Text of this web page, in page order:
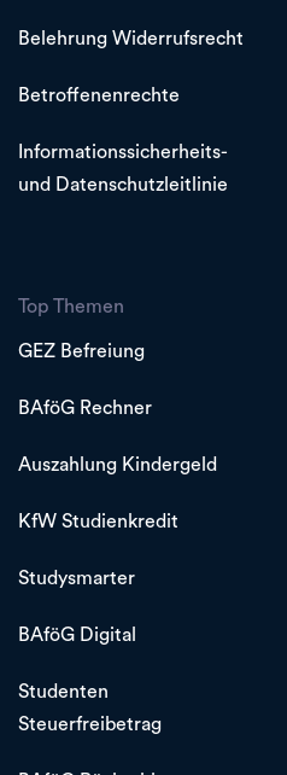
Belehrung Widerrufsrecht
Betroffenenrechte
Informationssicherheits-
und Datenschutzleitlinie
Top Themen
GEZ Befreiung
BAföG Rechner
Auszahlung Kindergeld
KfW Studienkredit
Studysmarter
BAföG Digital
Studenten
Steuerfreibetrag